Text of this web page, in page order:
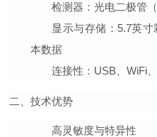
检测器 ：光电二极管
显示与存储 ：5.7英
本数据
连接性 ：USB、WiFi
二、技术优势
高灵敏度与特异性